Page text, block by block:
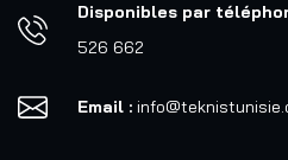
Disponibles par
526 662
Email :